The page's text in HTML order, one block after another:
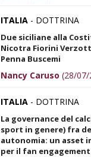
ITALIA - DOTTRINA
Due siciliane alla
Nicotra Fiorini
Penna Buscemi
Nancy Caruso (28/07/
ITALIA - DOTTRINA
La governance del
sport in genere) fra
autonomia: un asset
per il fan engagement